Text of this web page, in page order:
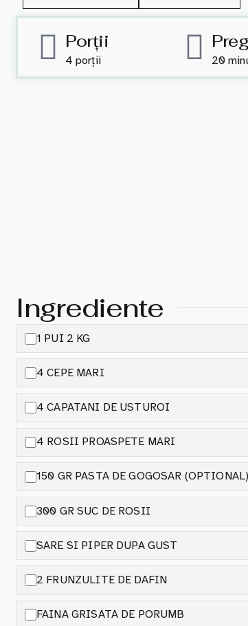
Porții
4 porții 20
Ingrediente
1 PUI 2 KG
4 CEPE MARI
4 CAPATANI DE USTUROI
4 ROSII PROASPETE MARI
150 GR PASTA DE GOGOSAR (OPTIONAL)
300 GR SUC DE ROSII
SARE SI PIPER DUPA GUST
2 FRUNZULITE DE DAFIN
FAINA GRISATA DE PORUMB